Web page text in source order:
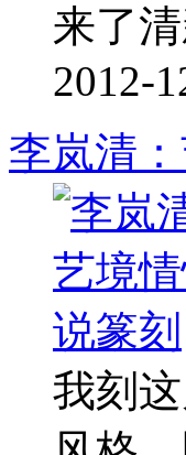
来了
2012-
李岚清
我刻